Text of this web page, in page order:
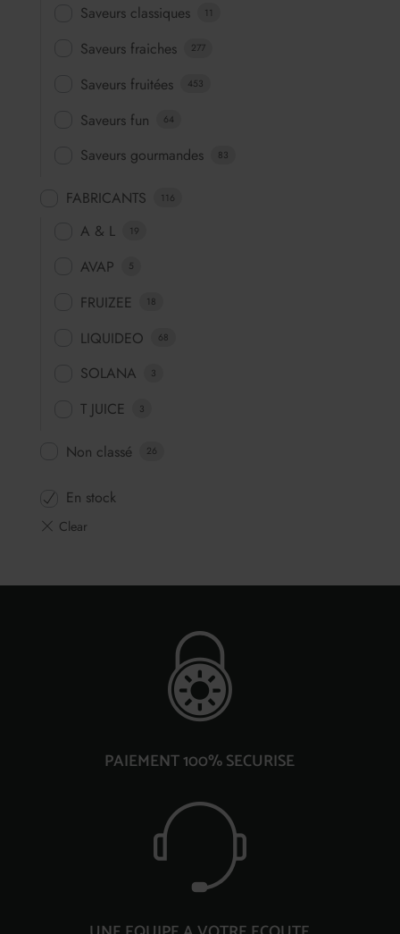
Saveurs classiques 11
Saveurs fraiches 277
Saveurs fruitées 453
Saveurs fun 64
Saveurs gourmandes 83
FABRICANTS 116
A & L 19
AVAP 5
FRUIZEE 18
LIQUIDEO 68
SOLANA 3
T JUICE 3
Non classé 26
En stock
PAIEMENT 100% SECURISE